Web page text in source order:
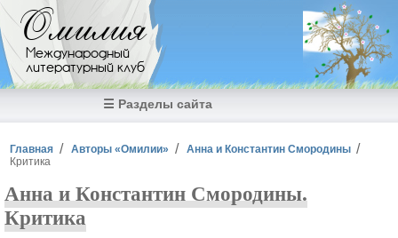
Перейти к основному содержанию
Омилия
Международный
литературный клуб
☰ Разделы сайта
Вы здесь
Главная Авторы «Омилии»
Анна и Константин Смородины
Критика
Анна и Константин Смородины.
Критика